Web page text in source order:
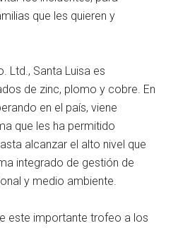
que les quieren y
Ltd., Santa Luisa es
de zinc, plomo y cobre. En
en el país, viene
que les ha permitido
alcanzar el alto nivel que
integrado de gestión de
y medio ambiente.
este importante trofeo a los